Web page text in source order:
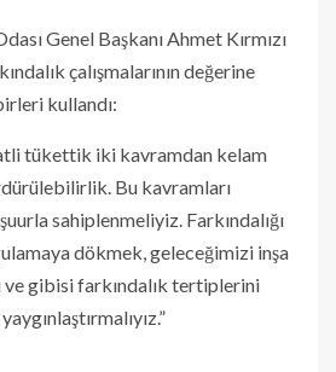
Genel Başkanı Ahmet Kırmızı
çalışmalarının değerine
kullandı:
tükettik iki kavramdan kelam
Bu kavramları
sahiplenmeliyiz. Farkındalığı
dökmek, geleceğimizi inşa
gibisi farkındalık tertiplerini